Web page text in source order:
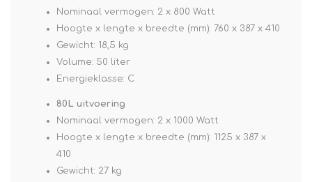
Nominaal vermogen: 2 x 800 Watt
Hoogte x lengte x breedte (mm): 760 x 387 x 410
Gewicht: 18,5 kg
Volume: 50 liter
Energieklasse: C
80L uitvoering
Nominaal vermogen: 2 x 1000 Watt
Hoogte x lengte x breedte (mm): 1125 x 387 x
410
Gewicht: 27 kg